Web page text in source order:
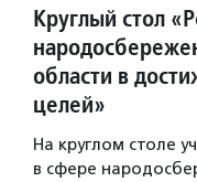
Круглый стол
области в
целей»
На круглом столе
в сфере